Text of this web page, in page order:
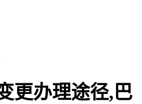
更办理途径,巴